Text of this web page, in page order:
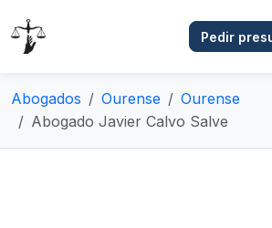
Pedir
Abogados Ourense
Ourense
Abogado Javier Calvo Salve